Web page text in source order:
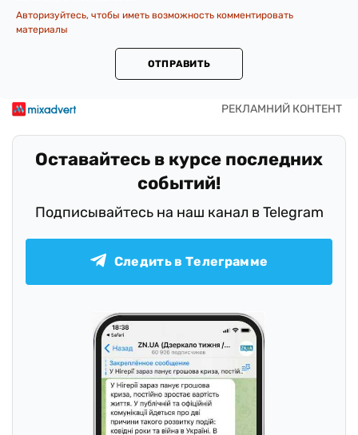
Авторизуйтесь, чтобы иметь возможность комментировать
материалы
ОТПРАВИТЬ
Оставайтесь в курсе последних
событий!
Подписывайтесь на наш канал в Telegram
Следить в Телеграмме